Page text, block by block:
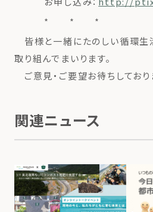
* * *
皆様と一緒にたのしい循環生
取り組んでまいります。
ご意見・ご要望お待ちしており
関連ニュース